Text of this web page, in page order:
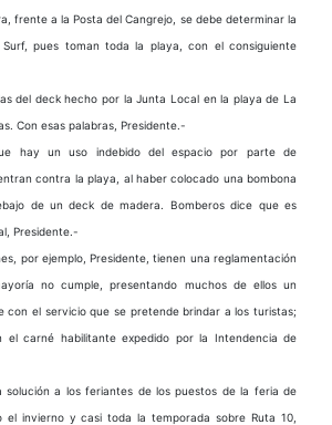
frente a la Posta del Cangrejo, se debe determinar la
pues toman toda la playa, con el consiguiente
del deck hecho por la Junta Local en la playa de La
Con esas palabras, Presidente.-
hay un uso indebido del espacio por parte de
contra la playa, al haber colocado una bombona
de un deck de madera. Bomberos dice que es
Presidente.-
por ejemplo, Presidente, tienen una reglamentación
no cumple, presentando muchos de ellos un
con el servicio que se pretende brindar a los turistas;
el carné habilitante expedido por la Intendencia de
solución a los feriantes de los puestos de la feria de
el invierno y casi toda la temporada sobre Ruta 10,